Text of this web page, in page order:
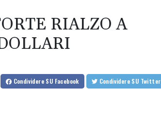
RIALZO A
Condividere SU Facebook Condividere SU Twitter